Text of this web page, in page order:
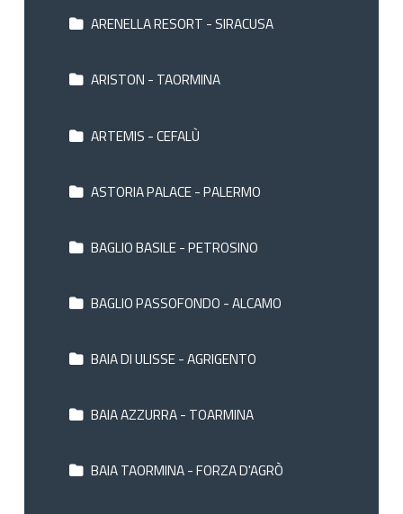
ARENELLA RESORT - SIRACUSA
ARISTON - TAORMINA
ARTEMIS - CEFALÙ
ASTORIA PALACE - PALERMO
BAGLIO BASILE - PETROSINO
BAGLIO PASSOFONDO - ALCAMO
BAIA DI ULISSE - AGRIGENTO
BAIA AZZURRA - TOARMINA
BAIA TAORMINA - FORZA D'AGRÒ